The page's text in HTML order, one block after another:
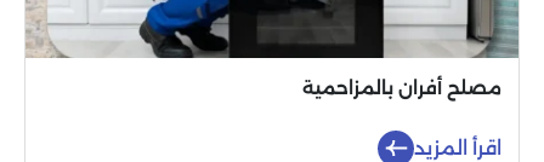
مصلح أفران بالمزاحمية
اقرأ المزيد